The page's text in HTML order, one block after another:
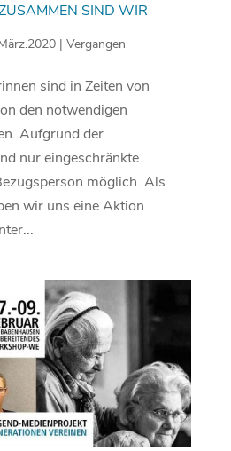
SIND WIR
| Vergangen
sind in Zeiten von
den notwendigen
Aufgrund der
nur eingeschränkte
möglich. Als
wir uns eine Aktion